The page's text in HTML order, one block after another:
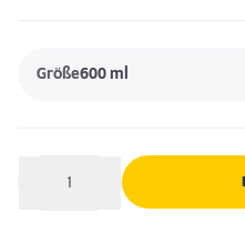
Größe600 ml
1